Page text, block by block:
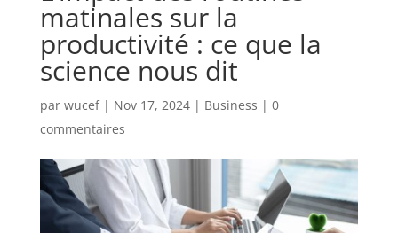
matinales sur la
productivité : ce que la
science nous dit
par wucef| Nov 17, 2024| Business | 0
commentaires